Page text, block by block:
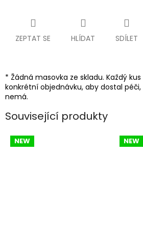
ZEPTAT SE HLÍDAT SDÍLET
* Žádná masovka ze skladu. Každý
konkrétní objednávku, aby dostal
nemá.
Související produkty
NEW NEW